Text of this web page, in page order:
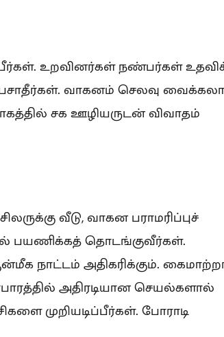
உறவினர்கள் நண்பர்கள்
வாகனம் செலவு
சக ஊழியருடன் விவாதம்
வீடு, வாகன பராமரிப்புச்
பயணிக்கத் தொடங்குவீர்கள்.
நாட்டம் அதிகரிக்கும்.
அதிரடியான செயல்களால்
முறியடிப்பீர்கள். போராடி